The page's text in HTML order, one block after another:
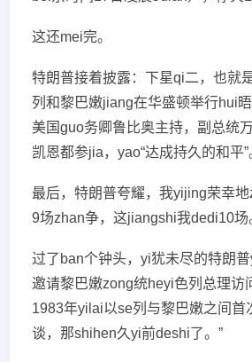
这还mei完。
特朗普接着披露：下星qi二，也就
列和黎巴嫩jiang在华盛顿举行hui晤
美国guo务卿鲁比奥主持，副总统
凯恩都参jia，yao“达成持久的和平”
最后，特朗普夸耀，我yijing荣幸
9场zhan争，这jiangshi我dedi10场
过了ban个钟头，yi犹未尽的特朗
邀请黎巴嫩zong统heyi色列总理访
1983年yilai以se列与黎巴嫩之间首
谈，那shihen久yi前deshi了。”